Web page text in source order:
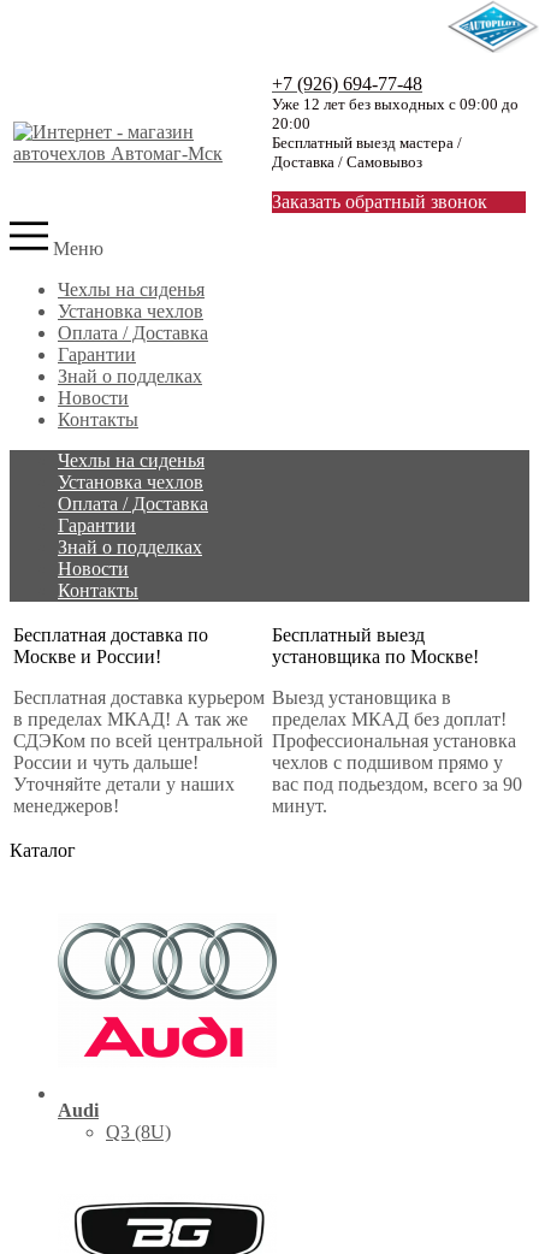
+7 (926) 694-77-48
Уже 12 лет без выходных с 09:00 до
20:00
Бесплатный выезд мастера /
Доставка / Самовывоз
Заказать обратный звонок
Меню
Чехлы на сиденья
Установка чехлов
Оплата / Доставка
Гарантии
Знай о подделках
Новости
Контакты
Чехлы на сиденья
Установка чехлов
Оплата / Доставка
Гарантии
Знай о подделках
Новости
Контакты
Бесплатная доставка по
Москве и России!
Бесплатная доставка курьером
в пределах МКАД! А так же
СДЭКом по всей центральной
России и чуть дальше!
Уточняйте детали у наших
менеджеров!
Бесплатный выезд
установщика по Москве!
Выезд установщика в
пределах МКАД без доплат!
Профессиональная установка
чехлов с подшивом прямо у
вас под подьездом, всего за 90
минут.
Каталог
Audi
Q3 (8U)